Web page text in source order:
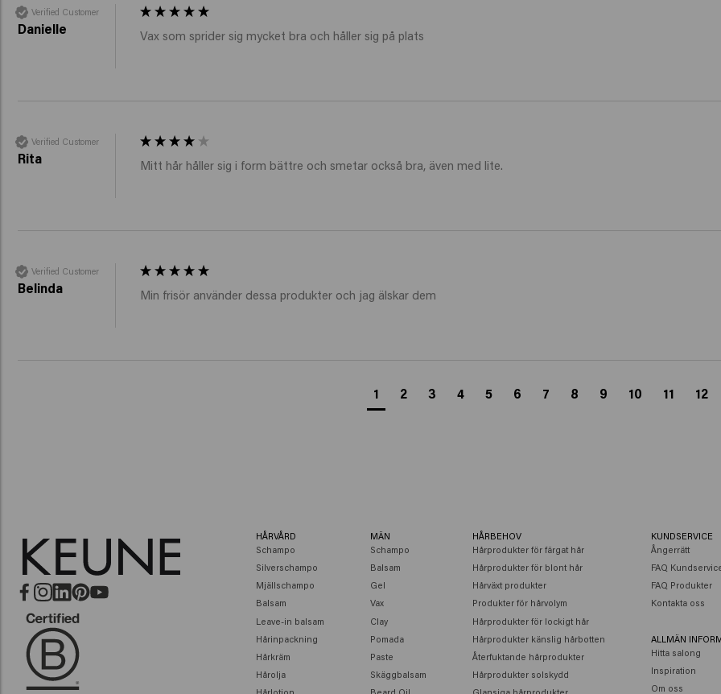
Verified Customer
Danielle Vax som sprider sig mycket bra och håller sig på plats
Verified Customer
Rita Mitt hår håller sig i form bättre och smetar också bra, även med lite.
Verified Customer
Belinda Min frisör använder dessa produkter och jag älskar dem
1 2 3 4 5 6 7 8 9 10 11 12
HÅRVÅRD
Schampo
Silverschampo
Mjällschampo
Balsam
Leave-in balsam
Hårinpackning
Hårkräm
Hårolja
MÄN
Schampo
Balsam
Gel
Vax
Clay
Pomada
Paste
Skäggbalsam
HÅRBEHOV
Hårprodukter för färgat hår
Hårprodukter för blont hår
Hårväxt produkter
Produkter för hårvolym
Hårprodukter för lockigt hår
Hårprodukter känslig hårbotten
Återfuktande hårprodukter
Hårprodukter solskydd
KUNDSERVICE
Ångerrätt
FAQ
FAQ Produkter
Kontakta oss
ALLMÄN
Hitta salong
Inspiration
Om oss